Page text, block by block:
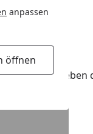
anpassen
öffnen